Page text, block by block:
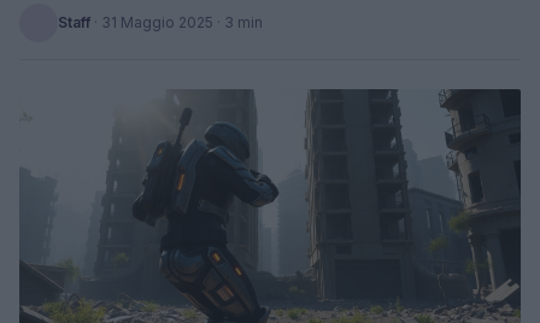
Staff · 31 Maggio 2025 · 3 min